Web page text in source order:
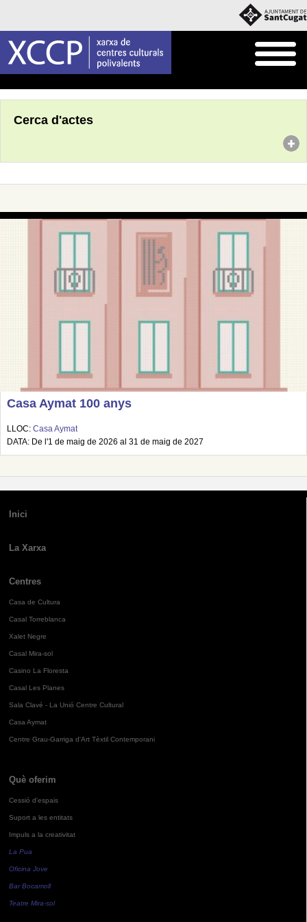
Cerca d'actes
Casa Aymat 100 anys
LLOC: Casa Aymat
DATA: De l'1 de maig de 2026 al 31 de maig de 2027
Inici
La Xarxa
Centres
Casa de Cultura
Casal Torreblanca
Xalet Negre
Casal Mira-sol
Casino La Floresta
Casal Les Planes
Sala Clavé - La Unió Centre Cultural
Casa Aymat
Centre Grau-Garriga d'Art Tèxtil Contemporani
Què oferim
Cessió d'espais
Suport a les entitats
Impuls a la creativitat
La Pua
Oficina Jove
Bar Bocamoll
Teatre Mira-sol